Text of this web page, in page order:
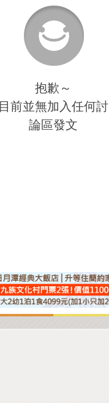
抱歉～
目前並無加入任何討
論區發文